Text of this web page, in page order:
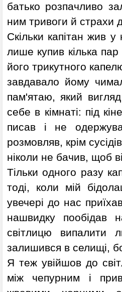
батько розпачливо
ним тривоги й страхи
Скільки капітан жив
лише купив кілька
його трикутного
завдавало йому
пам'ятаю, який
себе в кімнаті: під
писав і не
розмовляв, крім
ніколи не бачив, щоб
Тільки одного разу
тоді, коли мій
увечері до нас
нашвидку пообідав
світлицю випалити
залишився в селищі,
Я теж увійшов до
між чепурним і